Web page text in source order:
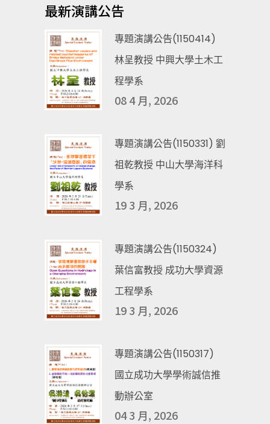
最新演講公告
專題演講公告(1150414)
林呈教授 中興大學土木工
程學系
08 4 月, 2026
專題演講公告(1150331) 劉
祖乾教授 中山大學海洋科
學系
19 3 月, 2026
專題演講公告(1150324)
葉信富教授 成功大學資源
工程學系
19 3 月, 2026
專題演講公告(1150317)
國立成功大學學術誠信推
動辦公室
04 3 月, 2026